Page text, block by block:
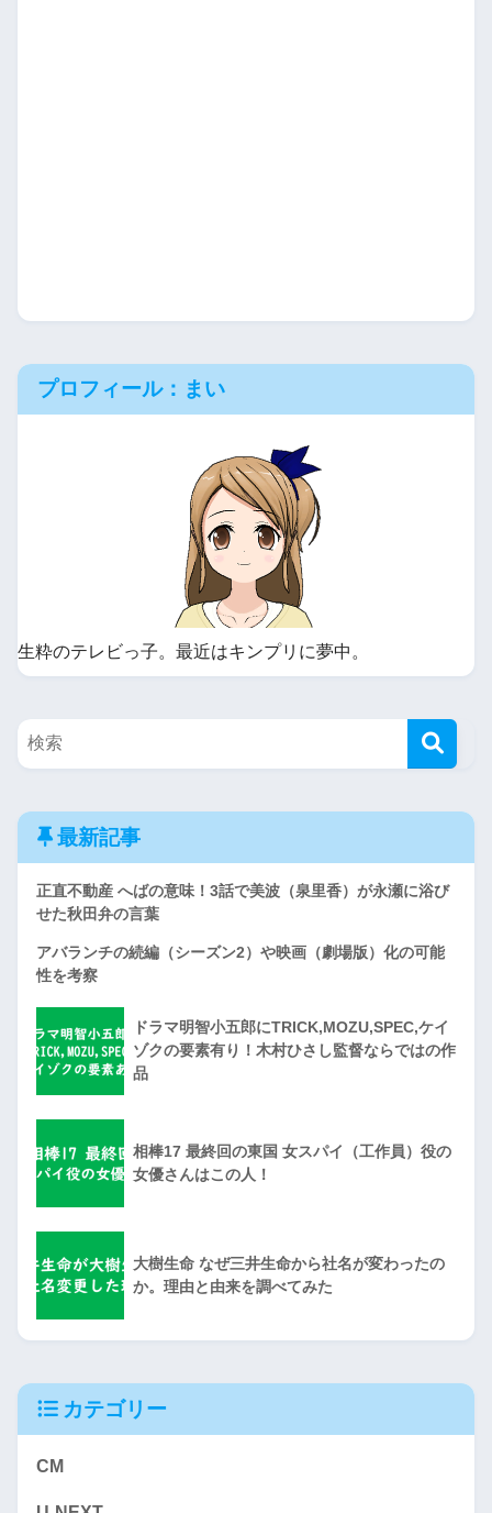
プロフィール：まい
生粋のテレビっ子。最近はキンプリに夢中。
最新記事
正直不動産 へばの意味！3話で美波（泉里香）が永瀬に浴び
せた秋田弁の言葉
アバランチの続編（シーズン2）や映画（劇場版）化の可能
性を考察
ドラマ明智小五郎にTRICK,MOZU,SPEC,ケイ
ゾクの要素有り！木村ひさし監督ならではの作
品
相棒17 最終回の東国 女スパイ（工作員）役の
女優さんはこの人！
大樹生命 なぜ三井生命から社名が変わったの
か。理由と由来を調べてみた
カテゴリー
CM